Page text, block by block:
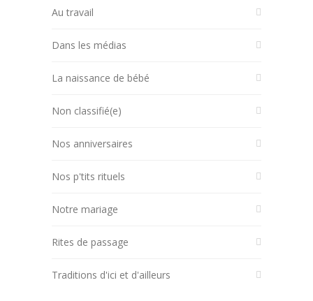
Au travail
Dans les médias
La naissance de bébé
Non classifié(e)
Nos anniversaires
Nos p'tits rituels
Notre mariage
Rites de passage
Traditions d'ici et d'ailleurs